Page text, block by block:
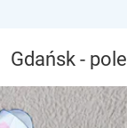
Gdańsk -